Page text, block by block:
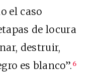
el caso
de locura
destruir,
es blanco”. 6